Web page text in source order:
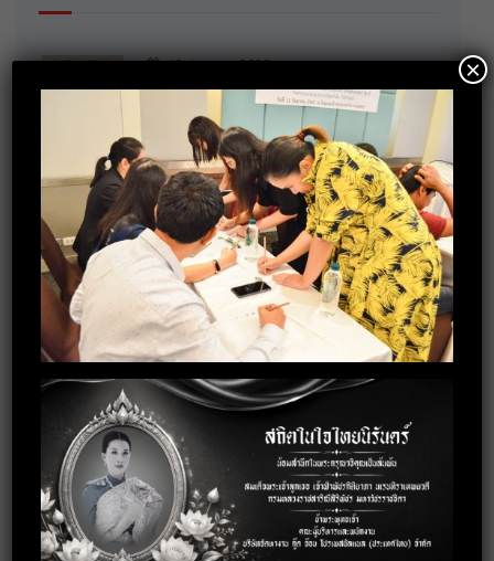
13 January 2020
มอบของขวัญวันเด็กให้กับ ศูนย์พัฒนาเด็ก
เล็กตำบลเกาะเทโพ จ.อุทัยธานี
20 December 2019
การอบรมพัฒนาทักษะ Recruitment
30 October 2019
กิจกรรมร่วมบริจาคสิ่งของจำเป็นให้กับ
บ้านราชาวดี (หญิง) จ.นนทบุรี
3 October 2019
อบรมการพัฒนาบุคลิกภาพสู่การทำงาน
อย่างมืออาชีพ
18 September 2019
อบรมเทคนิคการทำงานร่วมกับคนทุก
×